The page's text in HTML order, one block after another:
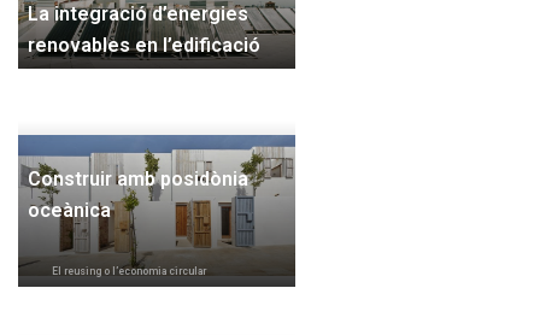
La integració d’energies
renovables en l’edificació
Construir amb posidònia
oceànica
El reusing o l’economia circular